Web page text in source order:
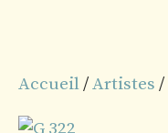
Accueil/Artistes /